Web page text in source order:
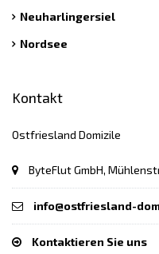
Neuharlingersiel
Nordsee
Kontakt
Ostfriesland Domizile
ByteFlut GmbH,
info@ostfriesland-
Kontaktieren Sie uns